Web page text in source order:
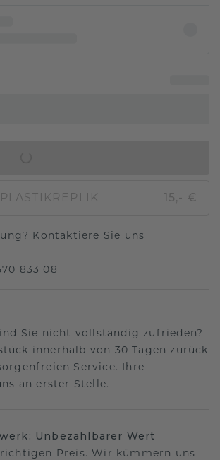
15,- €
Kontaktiere Sie uns
833 08
Sie nicht vollständig zufrieden?
innerhalb von 30 Tagen zurück
Service. Ihre
an erster Stelle.
Unbezahlbarer Wert
Preis. Wir kümmern uns